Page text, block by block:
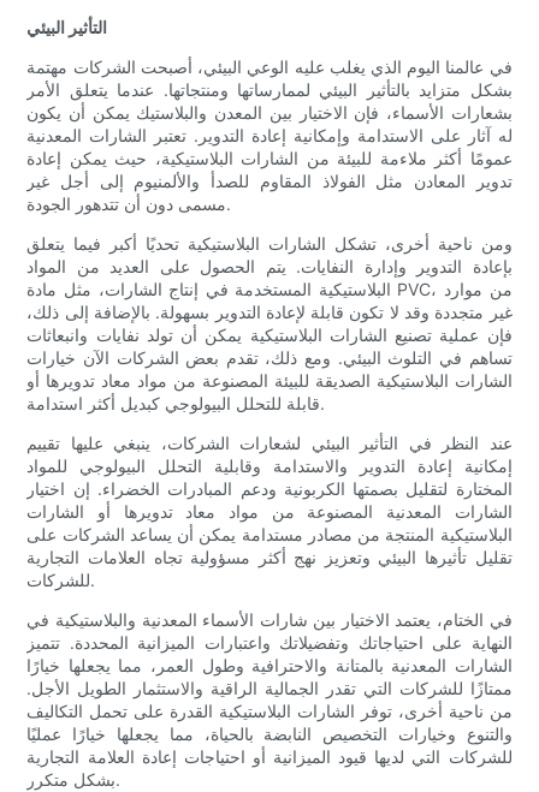
التأثير البيئي
في عالمنا اليوم الذي يغلب عليه الوعي البيئي، أصبحت الشركات مهتمة
بشكل متزايد بالتأثير البيئي لممارساتها ومنتجاتها. عندما يتعلق الأمر
بشعارات الأسماء، فإن الاختيار بين المعدن والبلاستيك يمكن أن يكون
له آثار على الاستدامة وإمكانية إعادة التدوير. تعتبر الشارات المعدنية
عمومًا أكثر ملاءمة للبيئة من الشارات البلاستيكية، حيث يمكن إعادة
تدوير المعادن مثل الفولاذ المقاوم للصدأ والألمنيوم إلى أجل غير
مسمى دون أن تتدهور الجودة.
ومن ناحية أخرى، تشكل الشارات البلاستيكية تحديًا أكبر فيما يتعلق
بإعادة التدوير وإدارة النفايات. يتم الحصول على العديد من المواد
البلاستيكية المستخدمة في إنتاج الشارات، مثل مادة PVC، من موارد
غير متجددة وقد لا تكون قابلة لإعادة التدوير بسهولة. بالإضافة إلى ذلك،
فإن عملية تصنيع الشارات البلاستيكية يمكن أن تولد نفايات وانبعاثات
تساهم في التلوث البيئي. ومع ذلك، تقدم بعض الشركات الآن خيارات
الشارات البلاستيكية الصديقة للبيئة المصنوعة من مواد معاد تدويرها أو
قابلة للتحلل البيولوجي كبديل أكثر استدامة.
عند النظر في التأثير البيئي لشعارات الشركات، ينبغي عليها تقييم
إمكانية إعادة التدوير والاستدامة وقابلية التحلل البيولوجي للمواد
المختارة لتقليل بصمتها الكربونية ودعم المبادرات الخضراء. إن اختيار
الشارات المعدنية المصنوعة من مواد معاد تدويرها أو الشارات
البلاستيكية المنتجة من مصادر مستدامة يمكن أن يساعد الشركات على
تقليل تأثيرها البيئي وتعزيز نهج أكثر مسؤولية تجاه العلامات التجارية
للشركات.
في الختام، يعتمد الاختيار بين شارات الأسماء المعدنية والبلاستيكية في
النهاية على احتياجاتك وتفضيلاتك واعتبارات الميزانية المحددة. تتميز
الشارات المعدنية بالمتانة والاحترافية وطول العمر، مما يجعلها خيارًا
ممتازًا للشركات التي تقدر الجمالية الراقية والاستثمار الطويل الأجل.
من ناحية أخرى، توفر الشارات البلاستيكية القدرة على تحمل التكاليف
والتنوع وخيارات التخصيص النابضة بالحياة، مما يجعلها خيارًا عمليًا
للشركات التي لديها قيود الميزانية أو احتياجات إعادة العلامة التجارية
بشكل متكرر.